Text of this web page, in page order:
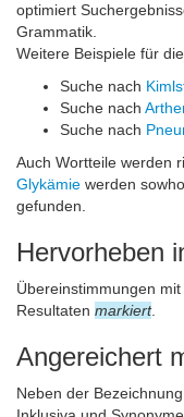
optimiert
Grammatik.
Weitere Beispiele für
Suche nach
Suche nach
Suche nach
Auch Wortteile werden
Glykämie werden
gefunden.
Hervorheben
Übereinstimmungen
Resultaten markiert.
Angereichert
Neben der